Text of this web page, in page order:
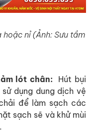
hoặc nỉ (Ảnh: Sưu tầm
lót chân: Hút bụi
dụng dung dịch vệ
để làm sạch các
sạch sẽ và khử mùi